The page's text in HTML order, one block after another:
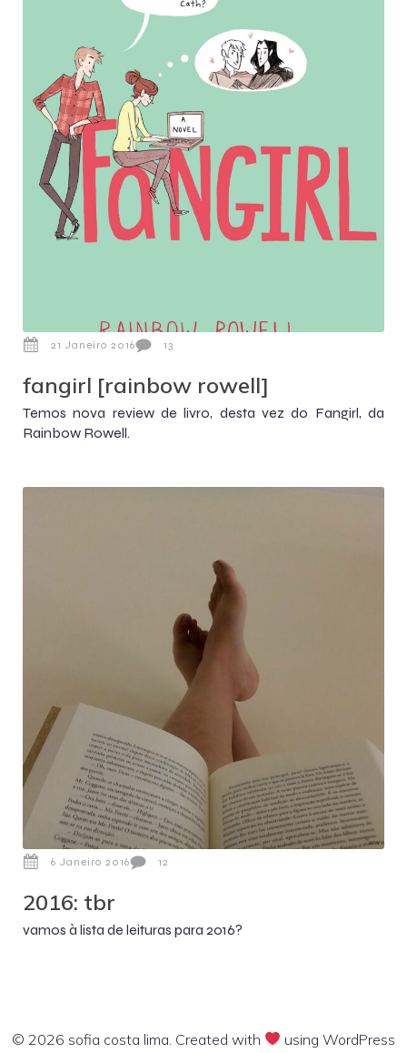
21 Janeiro 2016 13
fangirl [rainbow rowell]
Temos nova review de livro, desta vez do Fangirl, da
Rainbow Rowell.
6 Janeiro 2016 12
2016: tbr
vamos à lista de leituras para 2016?
© 2026 sofia costa lima. Created with
using WordPress